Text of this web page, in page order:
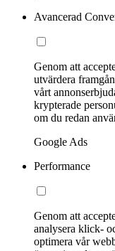
Avancerad
Genom att
utvärdera
vårt
krypterade
om du redan
Google Ads
Performance
Genom att
analysera klick-
optimera vår